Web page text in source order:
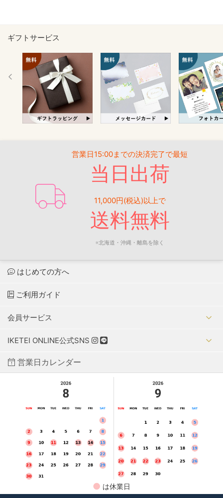
ギフトサービス
営業日15:00までの決済完了で最短
当日出荷
11,000円(税込)以上で
送料無料
※北海道・沖縄・離島を除く
はじめての方へ
ご利用ガイド
会員サービス
IKETEI ONLINE公式SNS
営業日カレンダー
● は休業日